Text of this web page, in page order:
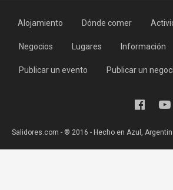
Alojamiento Dónde comer
Negocios Lugares Información
Publicar un evento Publicar un
Salidores.com - ® 2016 - Hecho en Azul,